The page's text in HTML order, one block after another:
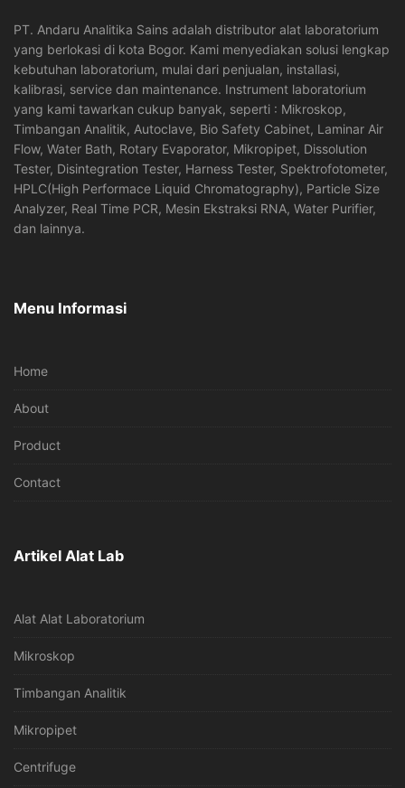
PT. Andaru Analitika Sains adalah distributor alat laboratorium
yang berlokasi di kota Bogor. Kami menyediakan solusi lengkap
kebutuhan laboratorium, mulai dari penjualan, installasi,
kalibrasi, service dan maintenance. Instrument laboratorium
yang kami tawarkan cukup banyak, seperti : Mikroskop,
Timbangan Analitik, Autoclave, Bio Safety Cabinet, Laminar Air
Flow, Water Bath, Rotary Evaporator, Mikropipet, Dissolution
Tester, Disintegration Tester, Harness Tester, Spektrofotometer,
HPLC(High Performace Liquid Chromatography), Particle Size
Analyzer, Real Time PCR, Mesin Ekstraksi RNA, Water Purifier,
dan lainnya.
Menu Informasi
Home
About
Product
Contact
Artikel Alat Lab
Alat Alat Laboratorium
Mikroskop
Timbangan Analitik
Mikropipet
Centrifuge